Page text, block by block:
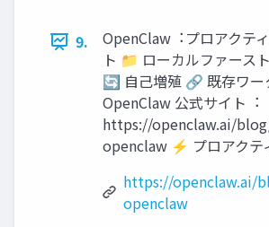
9.
OpenClaw︓プロアクテ
ト 📁 ローカルファース
🔄 ⾃⼰増殖 🔗 既存ワー
OpenClaw 公式サイト︓
https://openclaw.ai/
openclaw ⚡ プロアクテ
https://openclaw.ai/
openclaw